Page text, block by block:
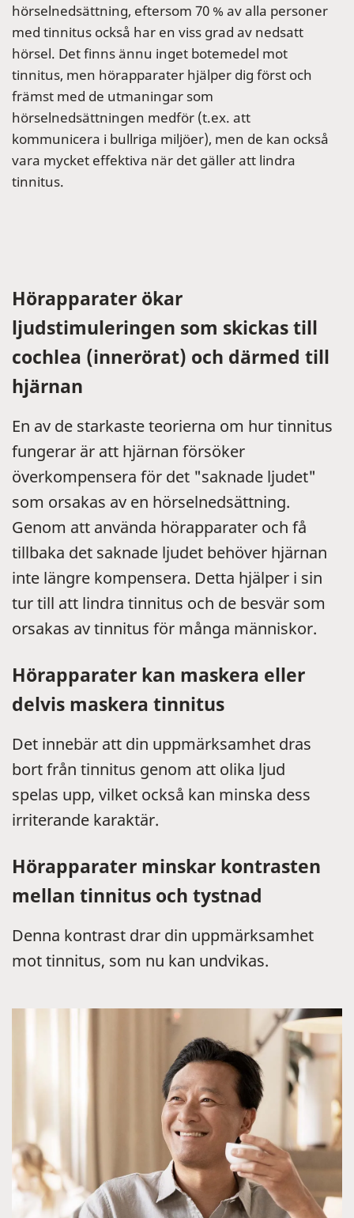
hörselnedsättning, eftersom 70 % av alla personer
med tinnitus också har en viss grad av nedsatt
hörsel. Det finns ännu inget botemedel mot
tinnitus, men hörapparater hjälper dig först och
främst med de utmaningar som
hörselnedsättningen medför (t.ex. att
kommunicera i bullriga miljöer), men de kan också
vara mycket effektiva när det gäller att lindra
tinnitus.
Hörapparater ökar
ljudstimuleringen som skickas till
cochlea (innerörat) och därmed till
hjärnan
En av de starkaste teorierna om hur tinnitus
fungerar är att hjärnan försöker
överkompensera för det "saknade ljudet"
som orsakas av en hörselnedsättning.
Genom att använda hörapparater och få
tillbaka det saknade ljudet behöver hjärnan
inte längre kompensera. Detta hjälper i sin
tur till att lindra tinnitus och de besvär som
orsakas av tinnitus för många människor.
Hörapparater kan maskera eller
delvis maskera tinnitus
Det innebär att din uppmärksamhet dras
bort från tinnitus genom att olika ljud
spelas upp, vilket också kan minska dess
irriterande karaktär.
Hörapparater minskar kontrasten
mellan tinnitus och tystnad
Denna kontrast drar din uppmärksamhet
mot tinnitus, som nu kan undvikas.